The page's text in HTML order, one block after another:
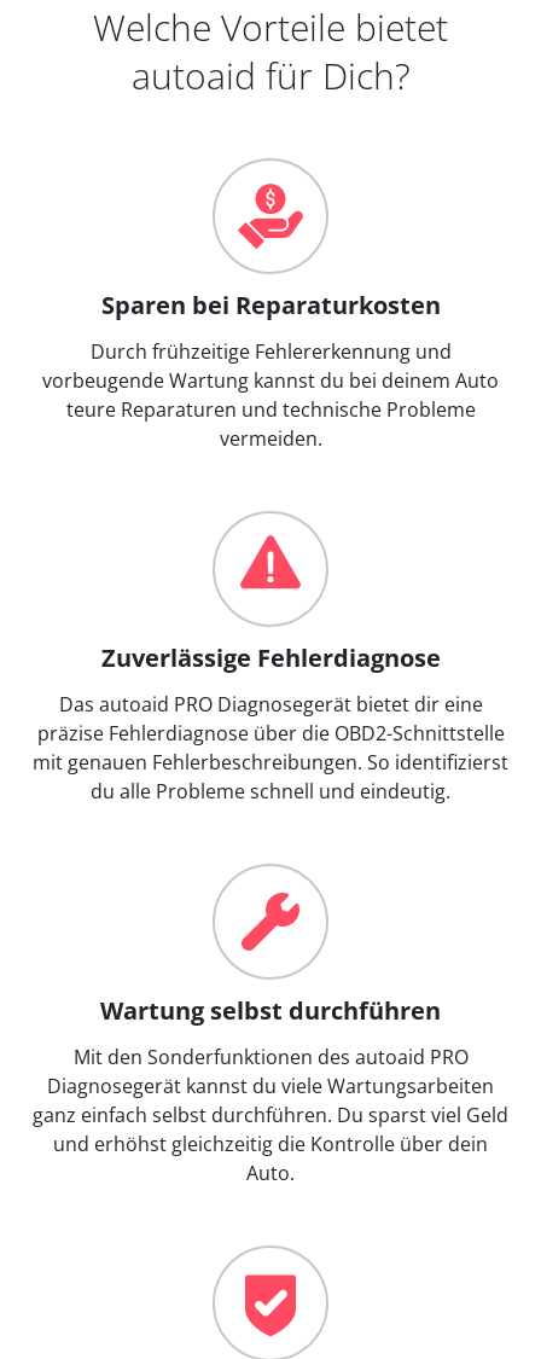
Welche Vorteile bietet
autoaid für Dich?
Sparen bei Reparaturkosten
Durch frühzeitige Fehlererkennung und
vorbeugende Wartung kannst du bei deinem Auto
teure Reparaturen und technische Probleme
vermeiden.
Zuverlässige Fehlerdiagnose
Das autoaid PRO Diagnosegerät bietet dir eine
präzise Fehlerdiagnose über die OBD2-Schnittstelle
mit genauen Fehlerbeschreibungen. So identifizierst
du alle Probleme schnell und eindeutig.
Wartung selbst durchführen
Mit den Sonderfunktionen des autoaid PRO
Diagnosegerät kannst du viele Wartungsarbeiten
ganz einfach selbst durchführen. Du sparst viel Geld
und erhöhst gleichzeitig die Kontrolle über dein
Auto.